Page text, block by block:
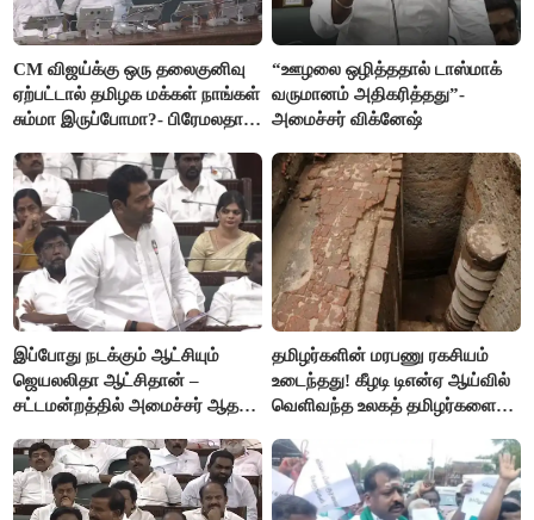
CM விஜய்க்கு ஒரு தலைகுனிவு
ஏற்பட்டால் தமிழக மக்கள் நாங்கள்
சும்மா இருப்போமா?- பிரேமலதா
“ஊழலை ஒழித்ததால் டாஸ்மாக்
வருமானம் அதிகரித்தது”-
அமைச்சர் விக்னேஷ்
இப்போது நடக்கும் ஆட்சியும்
ஜெயலலிதா ஆட்சிதான் –
சட்டமன்றத்தில் அமைச்சர் ஆதவ்
தமிழர்களின் மரபணு ரகசியம்
உடைந்தது! கீழடி டிஎன்ஏ ஆய்வில்
வெளிவந்த உலகத் தமிழர்களை